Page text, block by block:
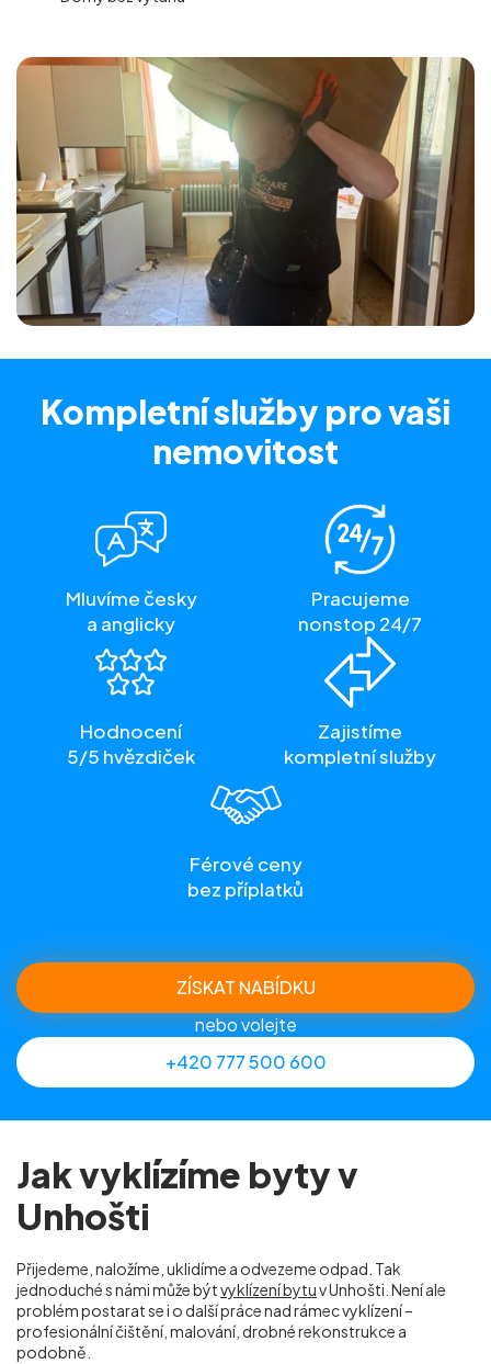
Kompletní služby pro vaši
nemovitost
Mluvíme česky
a anglicky
Pracujeme
nonstop 24/7
Hodnocení
5/5 hvězdiček
Zajistíme
kompletní služby
Férové ceny
bez příplatků
ZÍSKAT NABÍDKU
nebo volejte
+420 777 500 600
Jak vyklízíme byty v
Unhošti
Přijedeme, naložíme, uklidíme a odvezeme odpad. Tak
jednoduché s námi může býtvyklízení bytuv Unhošti. Není ale
problém postarat se i o další práce nad rámec vyklízení –
profesionální čištění, malování, drobné rekonstrukce a
podobně.